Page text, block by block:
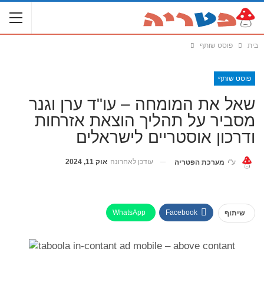
בית פוסט שותף
פוסט שותף
שאל את המומחה – עו"ד ערן וגנר
מסביר על תהליך הוצאת אזרחות
ודרכון אוסטריים לישראלים
ע"י מערכת הפטריה עודכן לאחרונה אוק 11, 2024
שיתוף Facebook
WhatsApp